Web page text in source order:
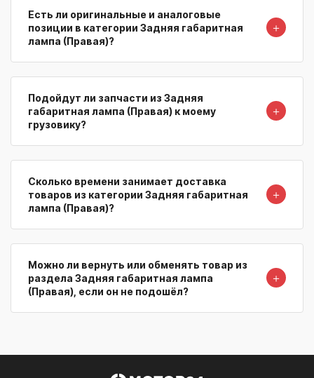
Есть ли оригинальные и аналоговые
позиции в категории Задняя габаритная
лампа (Правая)?
＋
Подойдут ли запчасти из Задняя
габаритная лампа (Правая) к моему
грузовику?
＋
Сколько времени занимает доставка
товаров из категории Задняя габаритная
лампа (Правая)?
＋
Можно ли вернуть или обменять товар из
раздела Задняя габаритная лампа
(Правая), если он не подошёл?
＋